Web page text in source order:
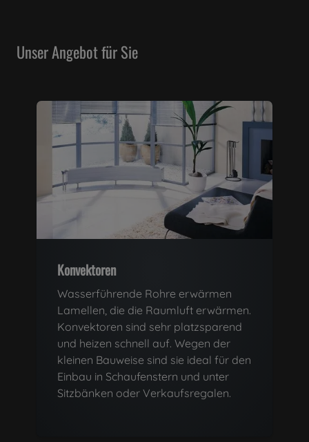
Unser Angebot für Sie
Konvektoren
Wasserführende Rohre erwärmen
Lamellen, die die Raumluft erwärmen.
Konvektoren sind sehr platzsparend
und heizen schnell auf. Wegen der
kleinen Bauweise sind sie ideal für den
Einbau in Schaufenstern und unter
Sitzbänken oder Verkaufsregalen.